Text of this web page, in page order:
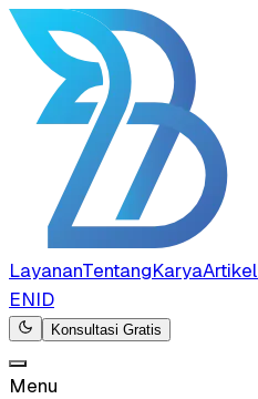
LayananTentangKaryaArtikel
ENID
Konsultasi Gratis
Menu